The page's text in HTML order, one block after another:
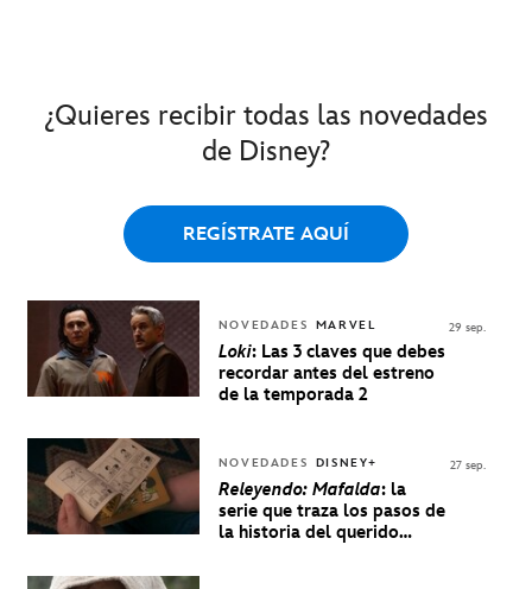
¿Quieres recibir todas las novedades
de Disney?
REGÍSTRATE AQUÍ
NOVEDADES MARVEL
Loki: Las 3 claves que debes
recordar antes del estreno
de la temporada 2
29 sep.
NOVEDADES DISNEY+
Releyendo: Mafalda: la
serie que traza los pasos de
la historia del querido
27 sep.